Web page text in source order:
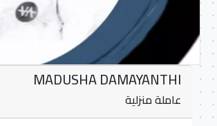
MADUSHA DAMAYANTHI
عاملة منزلية